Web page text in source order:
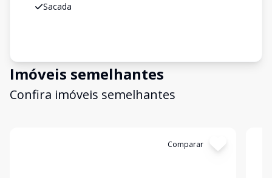
Sacada
Imóveis semelhantes
Confira imóveis semelhantes
Comparar